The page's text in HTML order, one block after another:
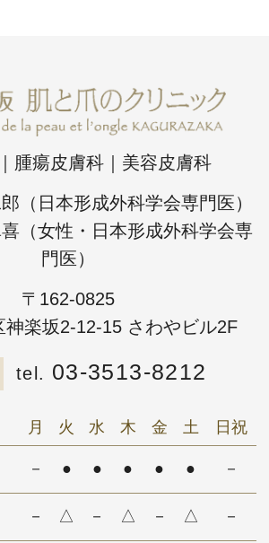
腫瘍皮膚科｜美容皮膚科
（日本形成外科学会専門医）
（女性・日本形成外科学会専
門医）
〒162-0825
神楽坂2-12-15 さわやビル2F
03-3513-8212
月 火 水 木 金 土
日祝
－ ● ● ● ● ● －
－ △ － △ － △ －